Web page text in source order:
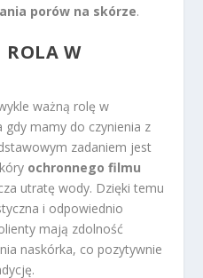
porów na skórze.
ROLA W
ważną rolę w
gdy mamy do czynienia z
zadaniem jest
ochronnego filmu
utratę wody. Dzięki temu
i odpowiednio
mają zdolność
naskórka, co pozytywnie